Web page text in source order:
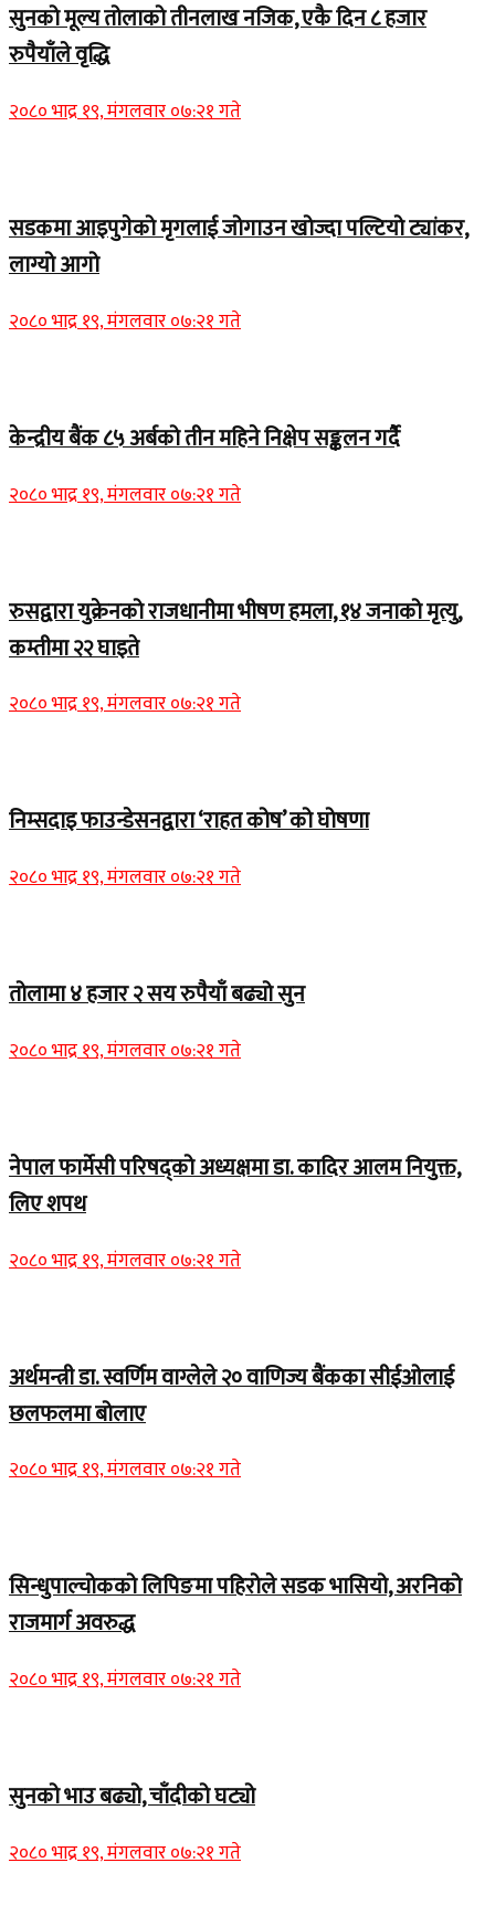
सुनको मूल्य तोलाको तीनलाख नजिक, एकै दिन ८ हजार
रुपैयाँले वृद्धि
२०८० भाद्र १९, मंगलवार ०७:२१ गते
सडकमा आइपुगेको मृगलाई जोगाउन खोज्दा पल्टियो ट्यांकर,
लाग्यो आगो
२०८० भाद्र १९, मंगलवार ०७:२१ गते
केन्द्रीय बैंक ८५ अर्बको तीन महिने निक्षेप सङ्कलन गर्दै
२०८० भाद्र १९, मंगलवार ०७:२१ गते
रुसद्वारा युक्रेनको राजधानीमा भीषण हमला, १४ जनाको मृत्यु,
कम्तीमा २२ घाइते
२०८० भाद्र १९, मंगलवार ०७:२१ गते
निम्सदाइ फाउन्डेसनद्वारा ‘राहत कोष’ को घोषणा
२०८० भाद्र १९, मंगलवार ०७:२१ गते
तोलामा ४ हजार २ सय रुपैयाँ बढ्यो सुन
२०८० भाद्र १९, मंगलवार ०७:२१ गते
नेपाल फार्मेसी परिषद्को अध्यक्षमा डा. कादिर आलम नियुक्त,
लिए शपथ
२०८० भाद्र १९, मंगलवार ०७:२१ गते
अर्थमन्त्री डा. स्वर्णिम वाग्लेले २० वाणिज्य बैंकका सीईओलाई
छलफलमा बोलाए
२०८० भाद्र १९, मंगलवार ०७:२१ गते
सिन्धुपाल्चोकको लिपिङमा पहिरोले सडक भासियो, अरनिको
राजमार्ग अवरुद्ध
२०८० भाद्र १९, मंगलवार ०७:२१ गते
सुनको भाउ बढ्यो, चाँदीको घट्यो
२०८० भाद्र १९, मंगलवार ०७:२१ गते